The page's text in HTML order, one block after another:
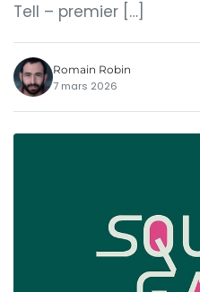
Tell – premier […]
Romain Robin
7 mars 2026